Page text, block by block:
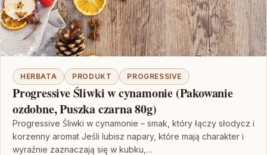
HERBATA PRODUKT PROGRESSIVE
Progressive Śliwki w cynamonie (Pakowanie
ozdobne, Puszka czarna 80g)
Progressive Śliwki w cynamonie – smak, który łączy słodycz i
korzenny aromat Jeśli lubisz napary, które mają charakter i
wyraźnie zaznaczają się w kubku,…